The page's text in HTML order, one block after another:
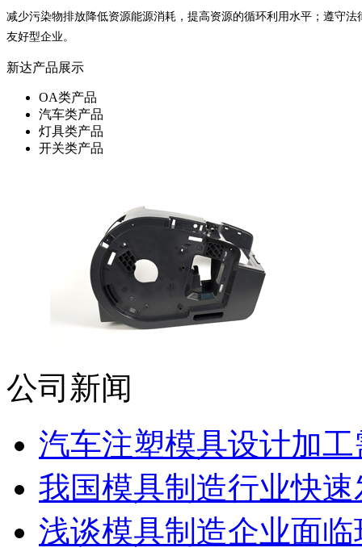
减少污染物排放降低资源能源消耗，提高资源的循环利用水平；遵守
友好型企业。
新达产品展示
OA类产品
汽车类产品
灯具类产品
开关类产品
公司新闻
汽车注塑模具设计加
我国模具制造行业快
浅谈模具制造企业面